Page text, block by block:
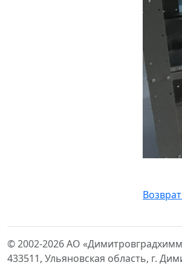
© 2002-2026 АО
433511, Ульяновская область, г.